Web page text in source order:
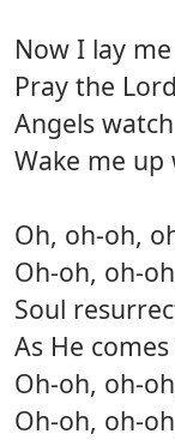
Now I lay
Pray the
Angels
Wake me
Oh, oh-oh,
Oh-oh, oh-
Soul
As He
Oh-oh, oh-
Oh-oh, oh-